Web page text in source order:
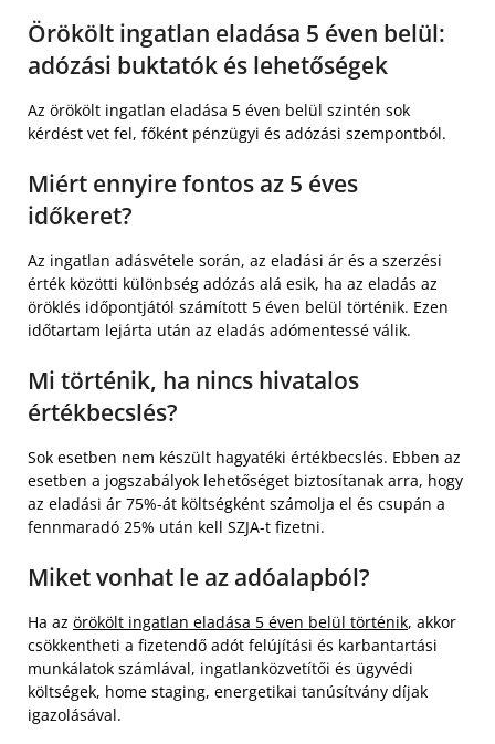
Örökölt ingatlan eladása 5 éven belül:
adózási buktatók és lehetőségek
Az örökölt ingatlan eladása 5 éven belül szintén sok
kérdést vet fel, főként pénzügyi és adózási szempontból.
Miért ennyire fontos az 5 éves
időkeret?
Az ingatlan adásvétele során, az eladási ár és a szerzési
érték közötti különbség adózás alá esik, ha az eladás az
öröklés időpontjától számított 5 éven belül történik. Ezen
időtartam lejárta után az eladás adómentessé válik.
Mi történik, ha nincs hivatalos
értékbecslés?
Sok esetben nem készült hagyatéki értékbecslés. Ebben az
esetben a jogszabályok lehetőséget biztosítanak arra, hogy
az eladási ár 75%-át költségként számolja el és csupán a
fennmaradó 25% után kell SZJA-t fizetni.
Miket vonhat le az adóalapból?
Ha az örökölt ingatlan eladása 5 éven belül történik, akkor
csökkentheti a fizetendő adót felújítási és karbantartási
munkálatok számlával, ingatlanközvetítői és ügyvédi
költségek, home staging, energetikai tanúsítvány díjak
igazolásával.